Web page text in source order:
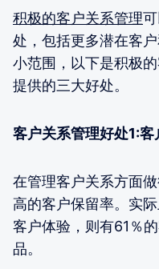
积极的客户关系管理
处，包括更多潜在客
小范围，以下是积极
提供的三大好处。
客户关系管理好处1:
在管理客户关系方面
高的客户保留率。实
客户体验，则有61％
品。